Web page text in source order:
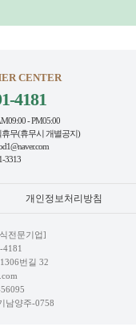
CENTER
4181
- PM05:00
휴무(휴무시 개별공지)
3313
개인정보처리방침
전문기업]
번길 32
남양주-0758